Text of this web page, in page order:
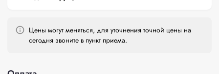
Цены могут меняться, для уточнения точной цены на
сегодня звоните в пункт приема.